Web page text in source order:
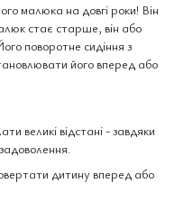
малюка на довгі роки! Він
стає старше, він або
поворотне сидіння з
його вперед або
великі відстані - завдяки
дитину вперед або